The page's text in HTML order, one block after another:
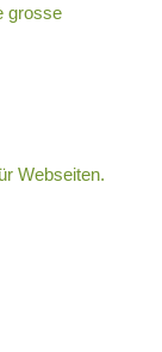
grosse
Webseiten.